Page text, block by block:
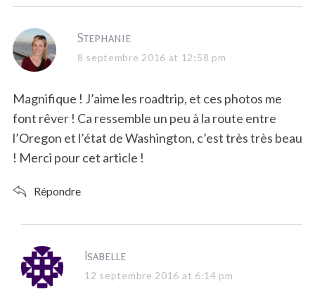
s
a
s
:
Stephanie
8 septembre 2016 at 12:58 pm
Magnifique ! J’aime les roadtrip, et ces photos me
font rêver ! Ca ressemble un peu à la route entre
l’Oregon et l’état de Washington, c’est très très beau
! Merci pour cet article !
Répondre
s
a
Isabelle
12 septembre 2016 at 6:14 pm